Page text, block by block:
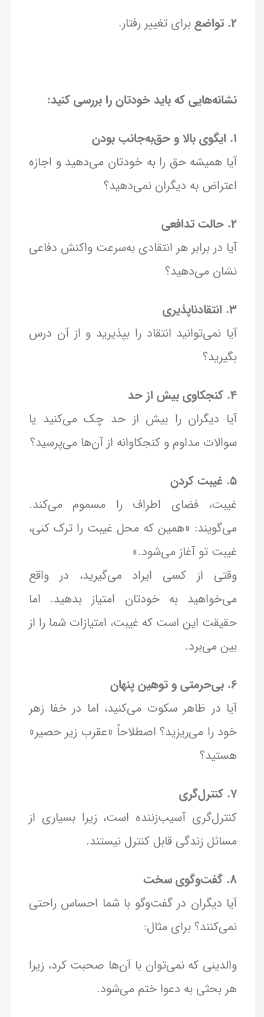
2. تواضع برای تغییر رفتار.
نشانه‌هایی که باید خودتان را بررسی کنید:
1. ایگوی بالا و حق‌به‌جانب بودن
آیا همیشه حق را به خودتان می‌دهید و اجازه
اعتراض به دیگران نمی‌دهید؟
2. حالت تدافعی
آیا در برابر هر انتقادی به‌سرعت واکنش دفاعی
نشان می‌دهید؟
3. انتقادناپذیری
آیا نمی‌توانید انتقاد را بپذیرید و از آن درس
بگیرید؟
4. کنجکاوی بیش از حد
آیا دیگران را بیش از حد چک می‌کنید یا
سوالات مداوم و کنجکاوانه از آن‌ها می‌پرسید؟
5. غیبت کردن
غیبت، فضای اطراف را مسموم می‌کند.
می‌گویند: «همین که محل غیبت را ترک کنی،
غیبت تو آغاز می‌شود.»
وقتی از کسی ایراد می‌گیرید، در واقع
می‌خواهید به خودتان امتیاز بدهید. اما
حقیقت این است که غیبت، امتیازات شما را از
بین می‌برد.
6. بی‌حرمتی و توهین پنهان
آیا در ظاهر سکوت می‌کنید، اما در خفا زهر
خود را می‌ریزید؟ اصطلاحاً «عقرب زیر حصیر»
هستید؟
7. کنترل‌گری
کنترل‌گری آسیب‌زننده است، زیرا بسیاری از
مسائل زندگی قابل کنترل نیستند.
8. گفت‌وگوی سخت
آیا دیگران در گفت‌وگو با شما احساس راحتی
نمی‌کنند؟ برای مثال:
والدینی که نمی‌توان با آن‌ها صحبت کرد، زیرا
هر بحثی به دعوا ختم می‌شود.